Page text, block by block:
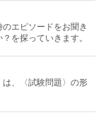
エピソードをお聞き
を探っていきます。
、〈試験問題〉の形